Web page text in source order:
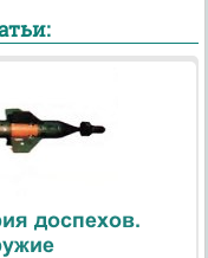
доспехов.